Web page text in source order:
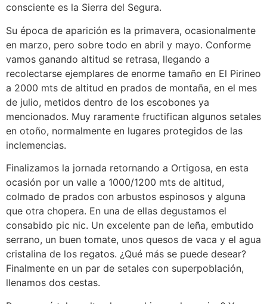
consciente es la Sierra del Segura.
Su época de aparición es la primavera, ocasionalmente
en marzo, pero sobre todo en abril y mayo. Conforme
vamos ganando altitud se retrasa, llegando a
recolectarse ejemplares de enorme tamaño en El Pirineo
a 2000 mts de altitud en prados de montaña, en el mes
de julio, metidos dentro de los escobones ya
mencionados. Muy raramente fructifican algunos setales
en otoño, normalmente en lugares protegidos de las
inclemencias.
Finalizamos la jornada retornando a Ortigosa, en esta
ocasión por un valle a 1000/1200 mts de altitud,
colmado de prados con arbustos espinosos y alguna
que otra chopera. En una de ellas degustamos el
consabido pic nic. Un excelente pan de leña, embutido
serrano, un buen tomate, unos quesos de vaca y el agua
cristalina de los regatos. ¿Qué más se puede desear?
Finalmente en un par de setales con superpoblación,
llenamos dos cestas.